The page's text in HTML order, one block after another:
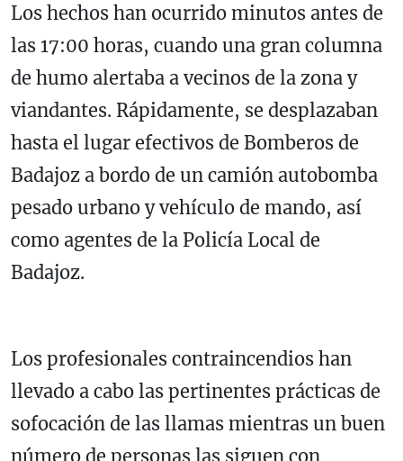
Los hechos han ocurrido minutos antes de
las 17:00 horas, cuando una gran columna
de humo alertaba a vecinos de la zona y
viandantes. Rápidamente, se desplazaban
hasta el lugar efectivos de Bomberos de
Badajoz a bordo de un camión autobomba
pesado urbano y vehículo de mando, así
como agentes de la Policía Local de
Badajoz.
Los profesionales contraincendios han
llevado a cabo las pertinentes prácticas de
sofocación de las llamas mientras un buen
número de personas las siguen con